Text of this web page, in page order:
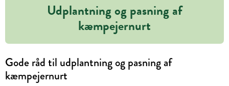
Udplantning og pasning af
kæmpejernurt
Gode råd til udplantning og pasning af
kæmpejernurt